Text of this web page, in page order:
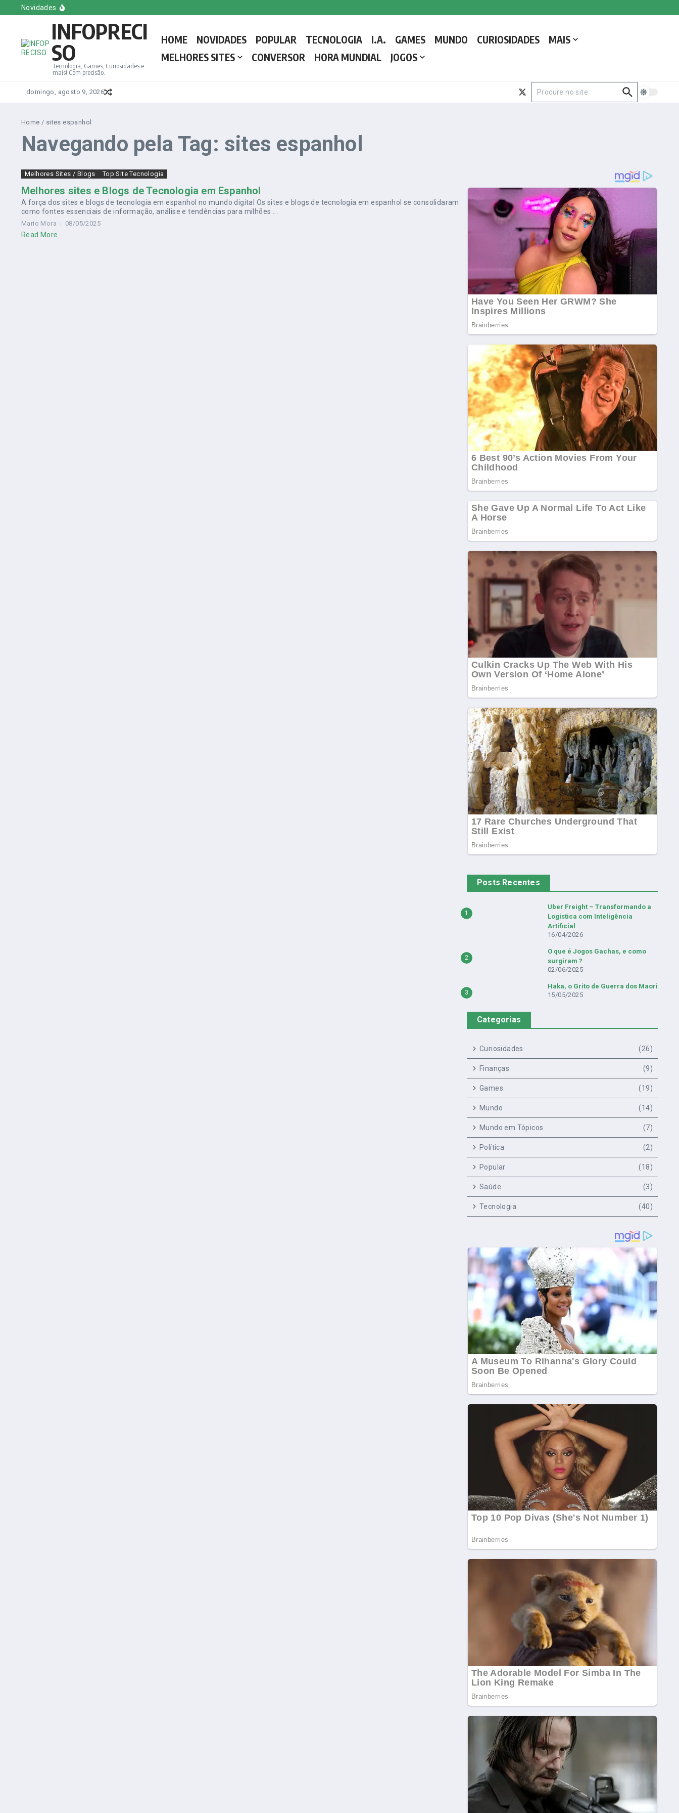
Ir para o conteúdo
Novidades
Conheça o Novo Papa Leão XIV, o Primeiro Americano a Liderar a Igreja Católica
Melhores Sites e Blogs de Games do Brasil
Melhores sites e Blogs de Tecnologia em Espanhol
Saiba tudo sobre a votação do novo Papa: Regras, detalhes e como o Conclave decide o próximo líder da Igreja Católica
INFOPRECI
SO
Tecnologia, Games, Curiosidades e
mais! Com precisão.
HOME NOVIDADES POPULAR TECNOLOGIA I.A. GAMES MUNDO CURIOSIDADES
MAIS
MELHORES SITES
CONVERSOR HORA MUNDIAL JOGOS
domingo, agosto 9, 2026
Home / sites espanhol
Navegando pela Tag: sites espanhol
Melhores Sites / Blogs Top Site Tecnologia
Melhores sites e Blogs de Tecnologia em Espanhol
A força dos sites e blogs de tecnologia em espanhol no mundo digital Os sites e blogs de tecnologia em espanhol se consolidaram
como fontes essenciais de informação, análise e tendências para milhões ...
Mario Mora 08/05/2025
Read More
Posts Recentes
1
Uber Freight – Transformando a
Logística com Inteligência
Artificial
16/04/2026
2
O que é Jogos Gachas, e como
surgiram ?
02/06/2025
3
Haka, o Grito de Guerra dos Maori
15/05/2025
Categorias
Curiosidades (26)
Finanças (9)
Games (19)
Mundo (14)
Mundo em Tópicos (7)
Política (2)
Popular (18)
Saúde (3)
Tecnologia (40)